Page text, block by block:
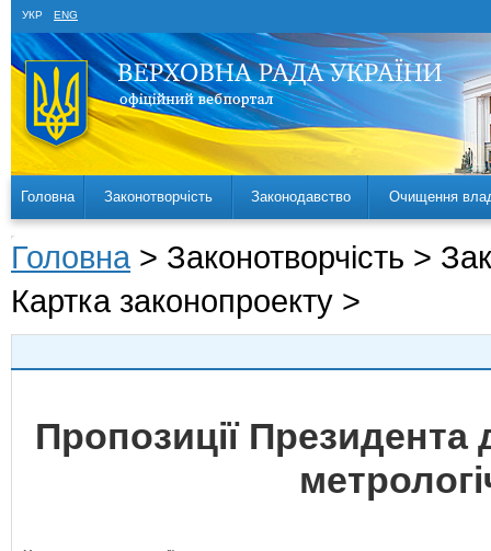
УКР ENG
Головна Законотворчість Законодавство Очищення
Головна > Законотворчість >
Картка законопроекту >
Пропозиції